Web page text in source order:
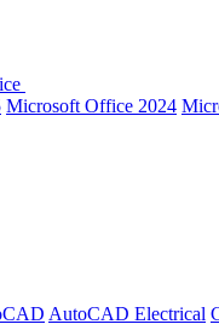
Microsoft Office 2024
AutoCAD Electrical